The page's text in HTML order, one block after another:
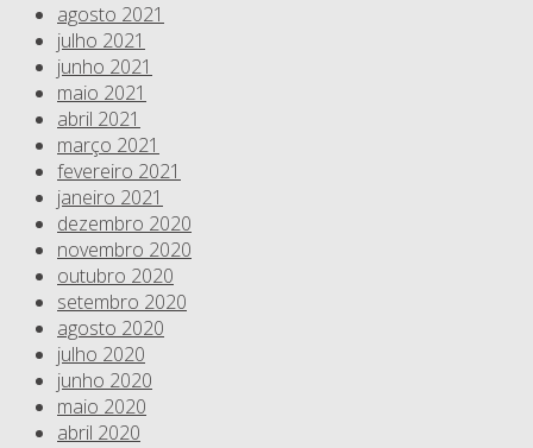
agosto 2021
julho 2021
junho 2021
maio 2021
abril 2021
março 2021
fevereiro 2021
janeiro 2021
dezembro 2020
novembro 2020
outubro 2020
setembro 2020
agosto 2020
julho 2020
junho 2020
maio 2020
abril 2020